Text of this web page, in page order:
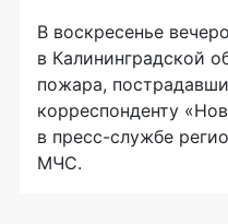
В воскресенье
в Калининградской
пожара,
корреспонденту
в пресс-службе
МЧС.